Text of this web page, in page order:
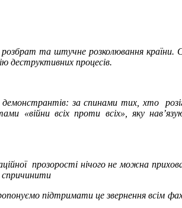
та штучне розколювання країни.
деструктивних процесів.
демонстрантів: за спинами тих, хто
«війни всіх проти всіх», яку
прозорості нічого не можна
спричинити
підтримати це звернення всім